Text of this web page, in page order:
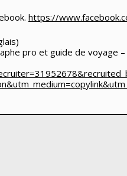
https://
pro et guide de voyage –